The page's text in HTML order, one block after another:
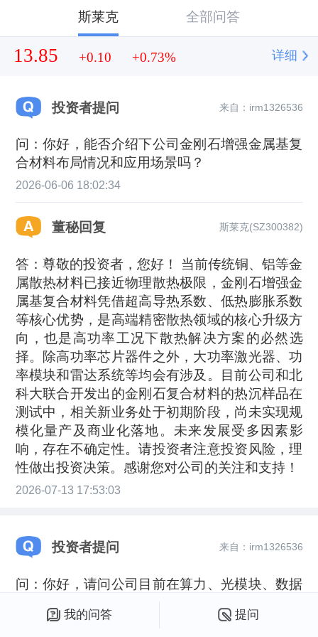
斯莱克 全部问答
13.85 +0.10 +0.73% 详细
投资者提问 来自：irm1326536
问：你好，能否介绍下公司金刚石增强金属基复
合材料布局情况和应用场景吗？
2026-06-06 18:02:34
董秘回复 斯莱克(SZ300382)
答：尊敬的投资者，您好！ 当前传统铜、铝等金
属散热材料已接近物理散热极限，金刚石增强金
属基复合材料凭借超高导热系数、低热膨胀系数
等核心优势，是高端精密散热领域的核心升级方
向，也是高功率工况下散热解决方案的必然选
择。除高功率芯片器件之外，大功率激光器、功
率模块和雷达系统等均会有涉及。目前公司和北
科大联合开发出的金刚石复合材料的热沉样品在
测试中，相关新业务处于初期阶段，尚未实现规
模化量产及商业化落地。未来发展受多因素影
响，存在不确定性。请投资者注意投资风险，理
性做出投资决策。感谢您对公司的关注和支持！
2026-07-13 17:53:03
投资者提问 来自：irm1326536
问：你好，请问公司目前在算力、光模块、数据
2026-06-06 18:05:08
我的问答 提问